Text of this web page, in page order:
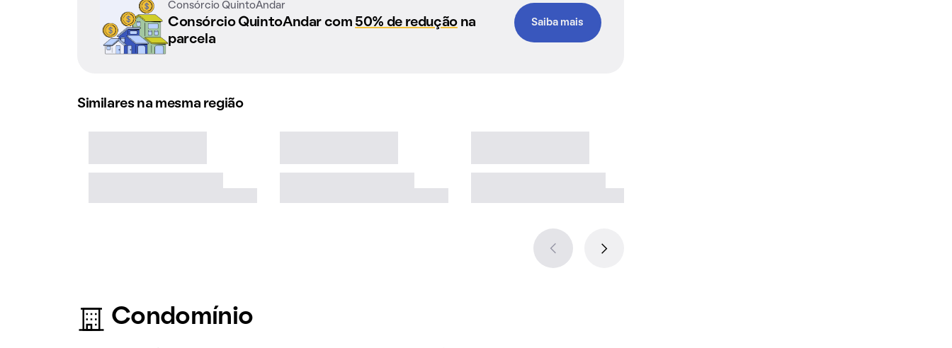
Consórcio QuintoAndar
Consórcio QuintoAndar com 50% de reduçãona
parcela
Saiba mais
Similares na mesma região
Condomínio